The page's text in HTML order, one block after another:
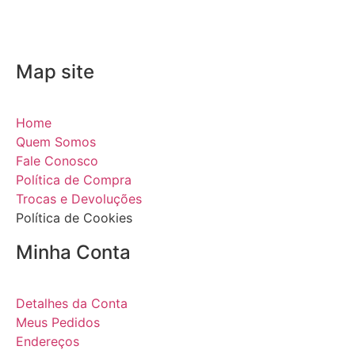
Map site
Home
Quem Somos
Fale Conosco
Política de Compra
Trocas e Devoluções
Política de Cookies
Minha Conta
Detalhes da Conta
Meus Pedidos
Endereços